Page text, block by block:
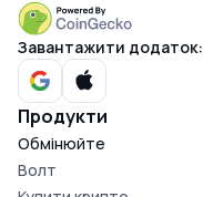
Завантажити додаток:
Продукти
Обмінюйте
Волт